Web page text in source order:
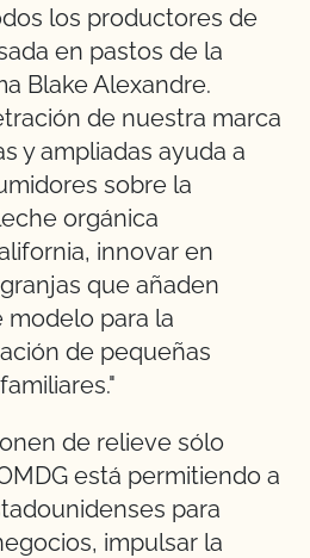
los productores de
en pastos de la
Blake Alexandre.
de nuestra marca
y ampliadas ayuda a
sobre la
orgánica
innovar en
que añaden
modelo para la
de pequeñas
de relieve sólo
está permitiendo a
para
impulsar la